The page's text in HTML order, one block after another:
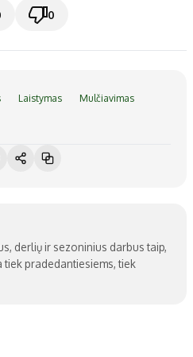
0
Laistymas Mulčiavimas
derlių ir sezoninius darbus taip,
tiek pradedantiesiems, tiek